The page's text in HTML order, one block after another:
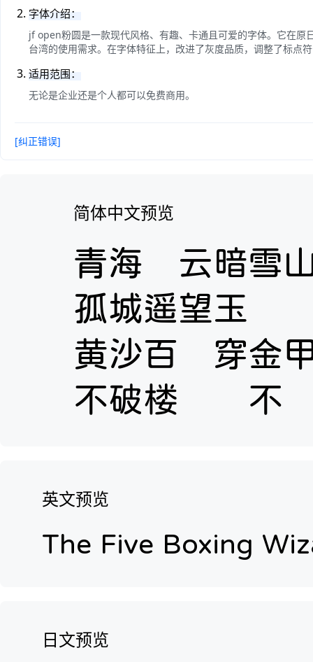
字体介绍：
jf open粉圆是一款现代风格、有趣、卡通且可爱的字体。它在
台湾的使用需求。在字体特征上，改进了灰度品质，调整了标点
适用范围：
无论是企业还是个人都可以免费商用。
[纠正错误]
简体中文预览
英文预览
日文预览